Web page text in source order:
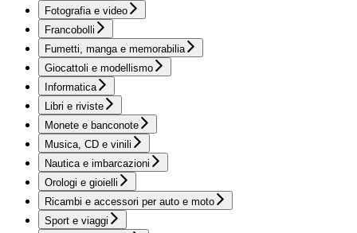
Fotografia e video
Francobolli
Fumetti, manga e memorabilia
Giocattoli e modellismo
Informatica
Libri e riviste
Monete e banconote
Musica, CD e vinili
Nautica e imbarcazioni
Orologi e gioielli
Ricambi e accessori per auto e moto
Sport e viaggi